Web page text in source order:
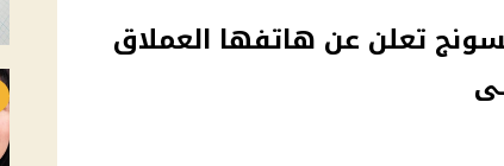
تعلن عن هاتفها العملاق